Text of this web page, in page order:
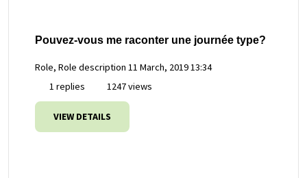
Pouvez-vous me raconter une journée type?
Role, Role description 11 March, 2019 13:34
1 replies
1247 views
VIEW DETAILS